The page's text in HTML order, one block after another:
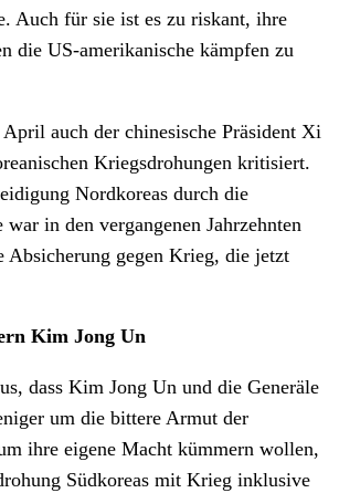
Auch für sie ist es zu riskant, ihre
die US-amerikanische kämpfen zu
auch der chinesische Präsident Xi
Kriegsdrohungen kritisiert.
Nordkoreas durch die
war in den vergangenen Jahrzehnten
Absicherung gegen Krieg, die jetzt
Kim Jong Un
dass Kim Jong Un und die Generäle
um die bittere Armut der
ihre eigene Macht kümmern wollen,
Südkoreas mit Krieg inklusive